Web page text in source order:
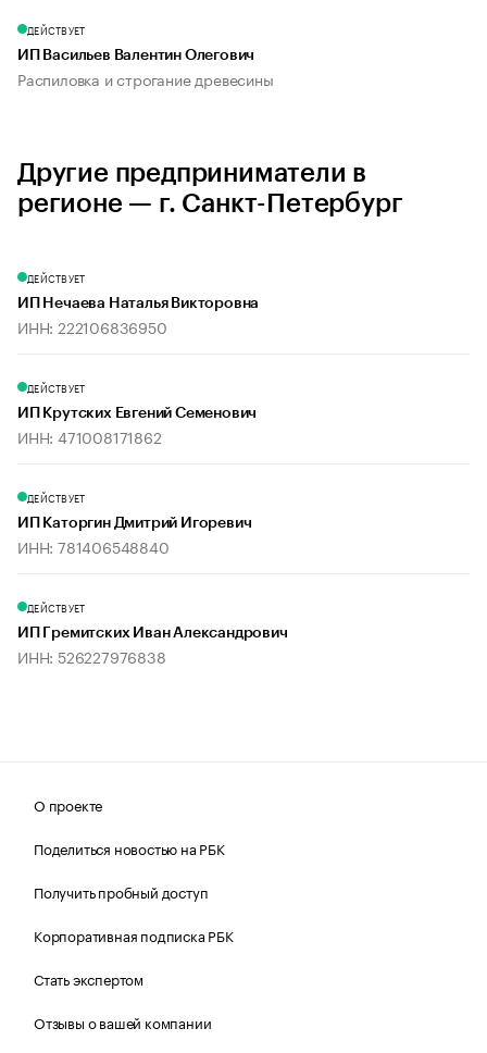
ДЕЙСТВУЕТ
ИП Васильев Валентин Олегович
Распиловка и строгание древесины
Другие предприниматели в
регионе — г. Санкт-Петербург
ДЕЙСТВУЕТ
ИП Нечаева Наталья Викторовна
ИНН: 222106836950
ДЕЙСТВУЕТ
ИП Крутских Евгений Семенович
ИНН: 471008171862
ДЕЙСТВУЕТ
ИП Каторгин Дмитрий Игоревич
ИНН: 781406548840
ДЕЙСТВУЕТ
ИП Гремитских Иван Александрович
ИНН: 526227976838
О проекте
Поделиться новостью на РБК
Получить пробный доступ
Корпоративная подписка РБК
Стать экспертом
Отзывы о вашей компании